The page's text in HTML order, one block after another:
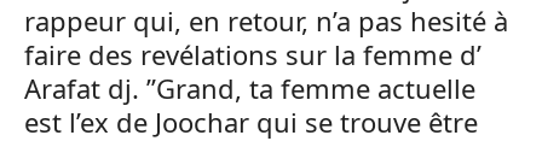
rappeur qui, en retour, n’a pas hesité à
faire des revélations sur la femme d’
Arafat dj. ”Grand, ta femme actuelle
est l’ex de Joochar qui se trouve être